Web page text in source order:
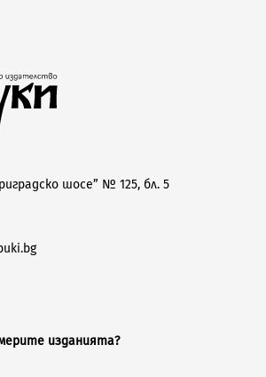
шосе” № 125, бл. 5
изданията?